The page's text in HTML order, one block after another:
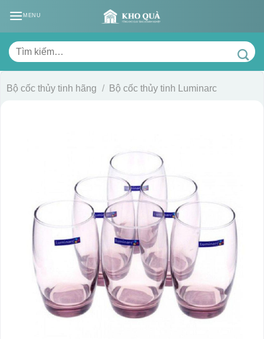
MENU
Tìm
kiếm:
Bộ cốc thủy tinh hãng / Bộ cốc thủy tinh Luminarc